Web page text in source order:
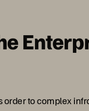
order to complex